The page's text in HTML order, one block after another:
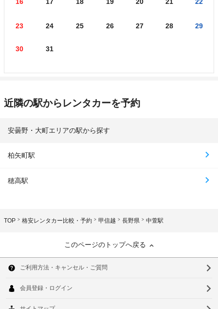
23 24 25 26 27 28 29
30 31
近隣の駅からレンタカーを予約
安曇野・大町エリアの駅から探す
柏矢町駅
穂高駅
TOP 格安レンタカー比較・予約 甲信越 長野県 中萱駅
このページのトップへ戻る